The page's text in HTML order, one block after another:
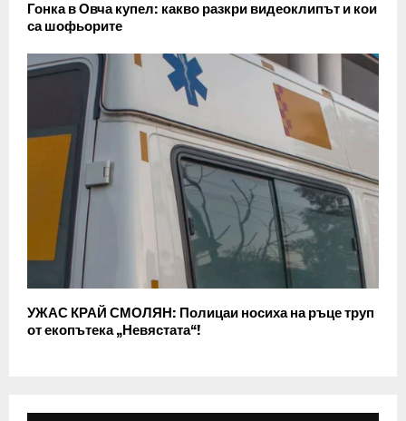
Гонка в Овча купел: какво разкри видеоклипът и кои
са шофьорите
УЖАС КРАЙ СМОЛЯН: Полицаи носиха на ръце труп
от екопътека „Невястата“!